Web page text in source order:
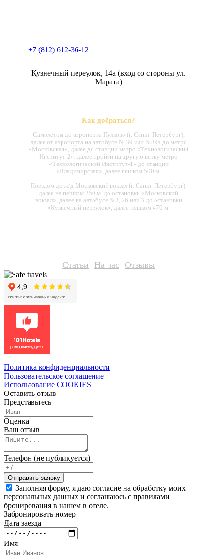
+7 (812) 612-36-12
Кузнечный переулок, 14а (вход со стороны ул.
Марата)
Как добраться?
Самолетом до аэропорта Пулково (г. Санкт-Петербург),
далее от аэропорта на автобусе № 39 или №39э до метро
«Московская», далее до станции метро «Технологический
Институт-2», далее пройти на другую ветку метро
«Технологический Институт-1» до станции
«Владимирская», далее пешком 500 м.
Поездом до ж/д Московский вокзал (г. Санкт-Петербург),
далее на пешком 250 м. до остановки «Московский
вокзал», далее на автобусе №3, 26 или 3 до остановки
«Кузнечный переулок», далее пешком 470 м.
Статьи На час Отзывы
Политика конфиденциальности
Пользовательское соглашение
Использование COOKIES
Оставить отзыв
Представьтесь
Оценка
Ваш отзыв
Телефон (не публикуется)
Заполняя форму, я даю согласие на обработку моих
персональных данных и соглашаюсь с правилами
бронирования в нашем в отеле.
Забронировать номер
Дата заезда
Имя